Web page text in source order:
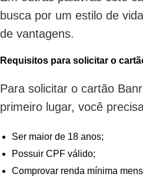
busca por um estilo de
de vantagens.
Requisitos para solicitar o
Para solicitar o cartão
primeiro lugar, você
Ser maior de 18 anos;
Possuir CPF válido;
Comprovar renda mínima